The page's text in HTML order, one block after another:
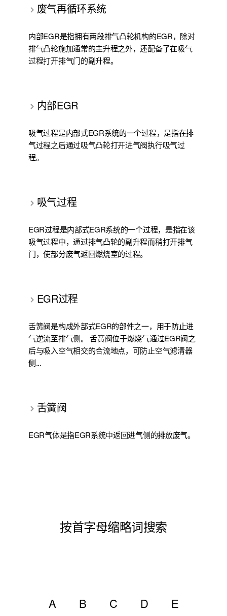
废气再循环系统
内部EGR是指拥有两段排气凸轮机构的EGR，除对
排气凸轮施加通常的主升程之外，还配备了在吸气
过程打开排气门的副升程。
内部EGR
吸气过程是内部式EGR系统的一个过程，是指在排
气过程之后通过吸气凸轮打开进气阀执行吸气过
程。
吸气过程
EGR过程是内部式EGR系统的一个过程，是指在该
吸气过程中，通过排气凸轮的副升程而稍打开排气
门，使部分废气返回燃烧室的过程。
EGR过程
舌簧阀是构成外部式EGR的部件之一，用于防止进
气逆流至排气侧。 舌簧阀位于燃烧气通过EGR阀之
后与吸入空气相交的合流地点，可防止空气滤清器
侧...
舌簧阀
EGR气体是指EGR系统中返回进气侧的排放废气。
按首字母缩略词搜索
A B C D E